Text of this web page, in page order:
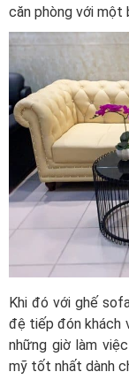
LIÊN HỆ
căn phòng với một
Khi đó với ghế
đệ tiếp đón khách
những giờ làm
mỹ tốt nhất dành